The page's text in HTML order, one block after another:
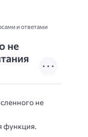
и ответами
не
не
функция.